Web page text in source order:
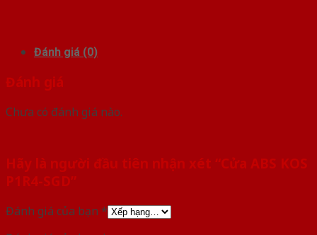
Đánh giá (0)
Đánh giá
Chưa có đánh giá nào.
Hãy là người đầu tiên nhận xét “Cửa ABS KOS
P1R4-SGD”
Đánh giá của bạn *